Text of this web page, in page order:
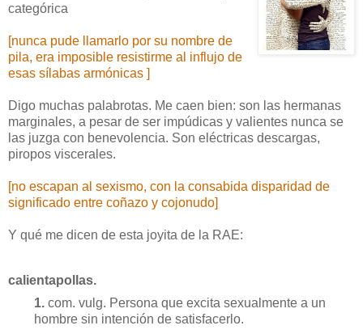
categórica
[nunca pude llamarlo por su nombre de
pila, era imposible resistirme al influjo de
esas sílabas armónicas ]
Digo muchas palabrotas. Me caen bien: son las hermanas
marginales, a pesar de ser impúdicas y valientes nunca se
las juzga con benevolencia. Son eléctricas descargas,
piropos viscerales.
[no escapan al sexismo, con la consabida disparidad de
significado entre coñazo y cojonudo]
Y qué me dicen de esta joyita de la RAE:
calientapollas.
1. com. vulg. Persona que excita sexualmente a un
hombre sin intención de satisfacerlo.